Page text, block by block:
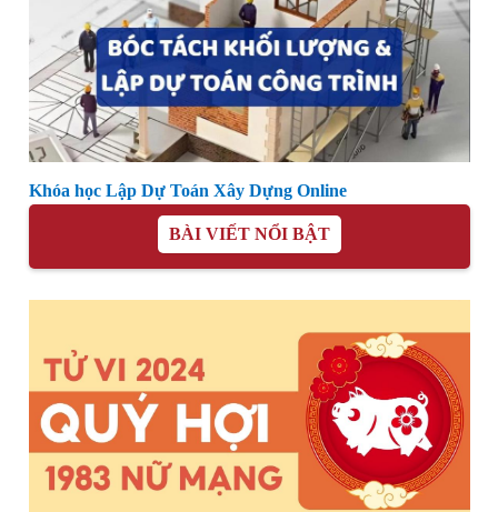
Khóa học Lập Dự Toán Xây Dựng Online
BÀI VIẾT NỔI BẬT